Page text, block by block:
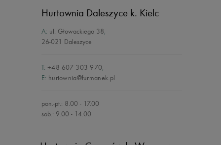
Hurtownia Daleszyce k. Kielc
A: ul. Głowackiego 38,
26-021 Daleszyce
T: +48 607 303 970,
E: hurtownia@furmanek.pl
pon.-pt.: 8.00 - 17.00
sob.: 9.00 - 14.00